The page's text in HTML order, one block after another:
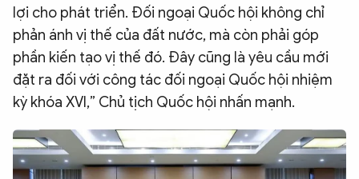
lợi cho phát triển. Đối ngoại Quốc hội không chỉ
phản ánh vị thế của đất nước, mà còn phải góp
phần kiến tạo vị thế đó. Đây cũng là yêu cầu mới
đặt ra đối với công tác đối ngoại Quốc hội nhiệm
kỳ khóa XVI,” Chủ tịch Quốc hội nhấn mạnh.